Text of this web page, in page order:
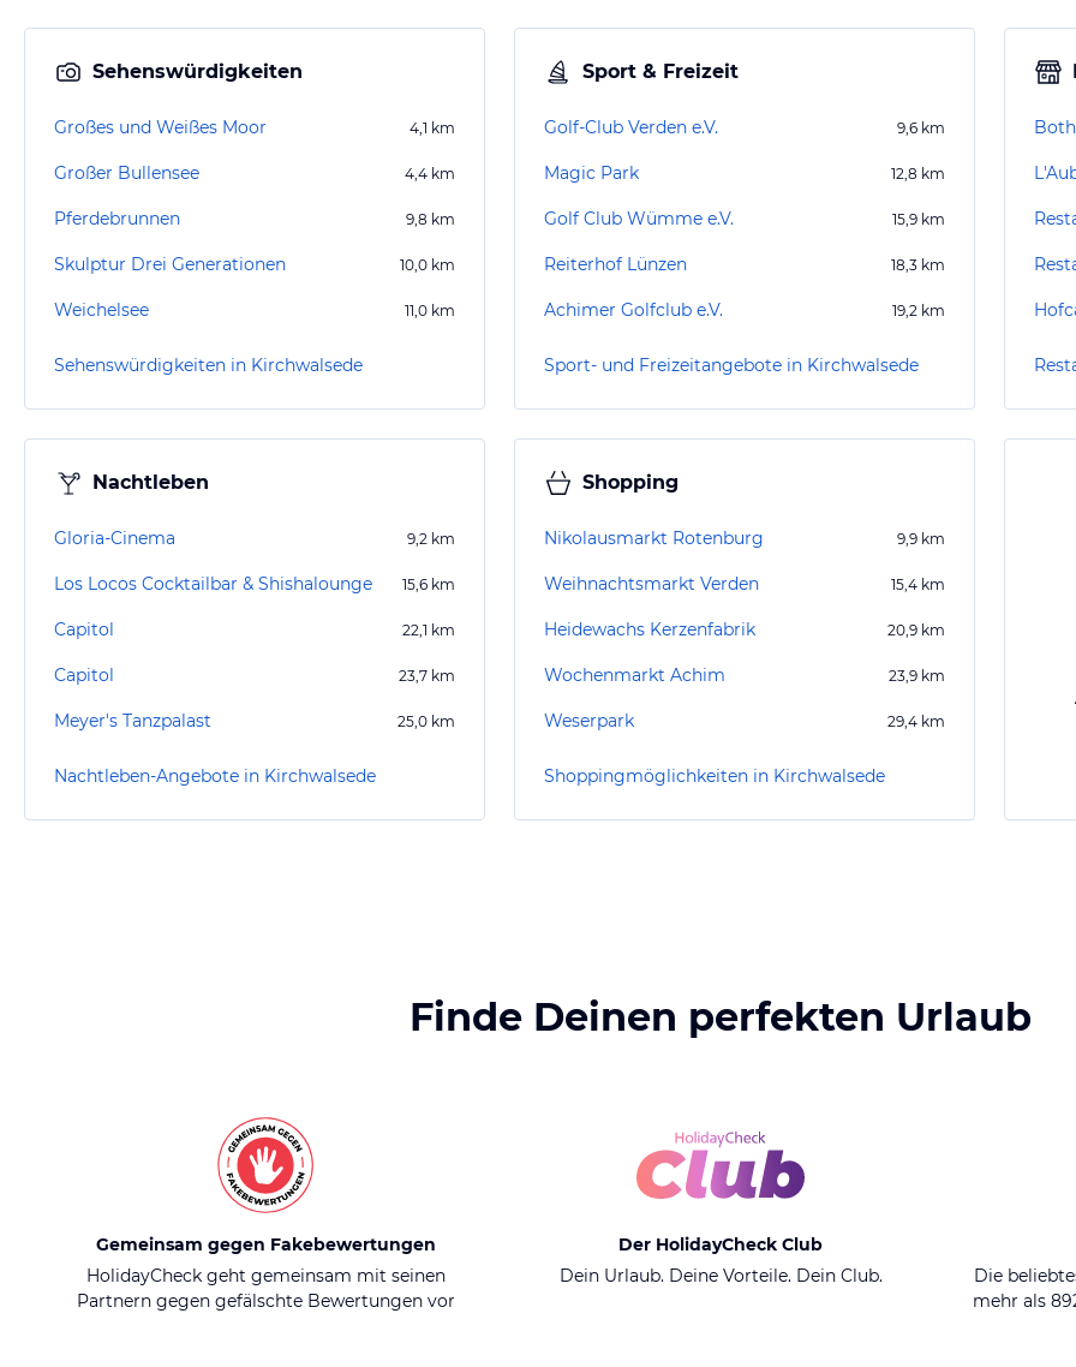
Sehenswürdigkeiten
Großes und Weißes Moor 4,1 km
Großer Bullensee 4,4 km
Pferdebrunnen 9,8 km
Skulptur Drei Generationen 10,0 km
Weichelsee 11,0 km
Sehenswürdigkeiten in Kirchwalsede
Sport & Freizeit
Golf-Club Verden e.V. 9,6 km
Magic Park 12,8 km
Golf Club Wümme e.V. 15,9 km
Reiterhof Lünzen 18,3 km
Achimer Golfclub e.V. 19,2 km
Sport- und Freizeitangebote in Kirchwalsede
Nachtleben
Gloria-Cinema 9,2 km
Los Locos Cocktailbar & Shishalounge 15,6 km
Capitol 22,1 km
Capitol 23,7 km
Meyer's Tanzpalast 25,0 km
Nachtleben-Angebote in Kirchwalsede
Shopping
Nikolausmarkt Rotenburg 9,9 km
Weihnachtsmarkt Verden 15,4 km
Heidewachs Kerzenfabrik 20,9 km
Wochenmarkt Achim 23,9 km
Weserpark 29,4 km
Shoppingmöglichkeiten in Kirchwalsede
Finde Deinen perfekten Urlaub
Gemeinsam gegen Fakebewertungen
HolidayCheck geht gemeinsam mit seinen
Partnern gegen gefälschte Bewertungen vor
Der HolidayCheck Club
Dein Urlaub. Deine Vorteile. Dein Club.
Die
mehr als